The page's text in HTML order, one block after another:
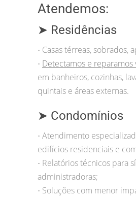
Atendemos:
➤ Residências
• Casas térreas, sobrados,
• Detectamos e reparamos
em banheiros, cozinhas,
quintais e áreas externas.
➤ Condomínios
• Atendimento
edifícios residenciais e
• Relatórios técnicos para
administradoras;
• Soluções com menor